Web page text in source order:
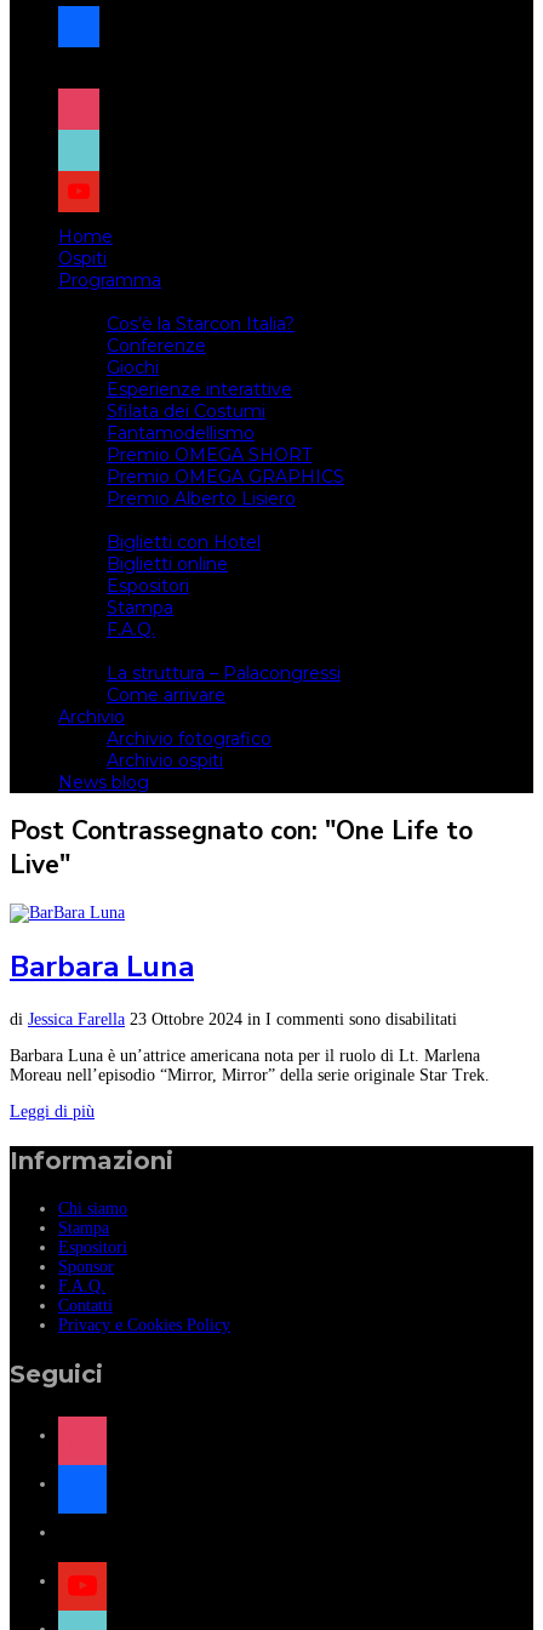
facebook
x
instagram
tiktok
youtube
Home
Ospiti
Programma
Cos’è la Starcon Italia?
Conferenze
Giochi
Esperienze interattive
Sfilata dei Costumi
Fantamodellismo
Premio OMEGA SHORT
Premio OMEGA GRAPHICS
Premio Alberto Lisiero
Biglietti con Hotel
Biglietti online
Espositori
Stampa
F.A.Q.
La struttura – Palacongressi
Come arrivare
Archivio
Archivio fotografico
Archivio ospiti
News blog
Post Contrassegnato con: "One Life to
Live"
Barbara Luna
di Jessica Farella 23 Ottobre 2024 in I commenti sono disabilitati
Barbara Luna è un’attrice americana nota per il ruolo di Lt. Marlena
Moreau nell’episodio “Mirror, Mirror” della serie originale Star Trek.
Leggi di più
Informazioni
Chi siamo
Stampa
Espositori
Sponsor
F.A.Q.
Contatti
Privacy e Cookies Policy
Seguici
instagram
facebook
x
youtube
tiktok